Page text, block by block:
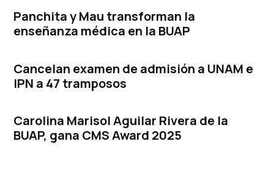
Panchita y Mau transforman la
enseñanza médica en la BUAP
Cancelan examen de admisión a UNAM e
IPN a 47 tramposos
Carolina Marisol Aguilar Rivera de la
BUAP, gana CMS Award 2025